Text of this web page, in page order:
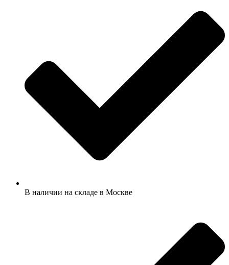
В наличии на складе в Москве